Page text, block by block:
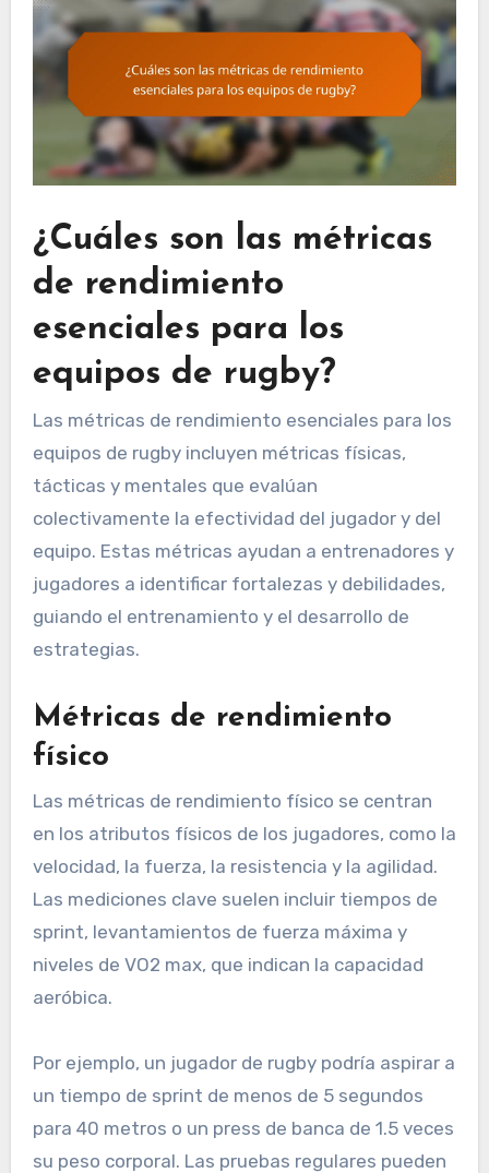
¿Cuáles son las métricas
de rendimiento
esenciales para los
equipos de rugby?
Las métricas de rendimiento esenciales para los
equipos de rugby incluyen métricas físicas,
tácticas y mentales que evalúan
colectivamente la efectividad del jugador y del
equipo. Estas métricas ayudan a entrenadores y
jugadores a identificar fortalezas y debilidades,
guiando el entrenamiento y el desarrollo de
estrategias.
Métricas de rendimiento
físico
Las métricas de rendimiento físico se centran
en los atributos físicos de los jugadores, como la
velocidad, la fuerza, la resistencia y la agilidad.
Las mediciones clave suelen incluir tiempos de
sprint, levantamientos de fuerza máxima y
niveles de VO2 max, que indican la capacidad
aeróbica.
Por ejemplo, un jugador de rugby podría aspirar a
un tiempo de sprint de menos de 5 segundos
para 40 metros o un press de banca de 1.5 veces
su peso corporal. Las pruebas regulares pueden